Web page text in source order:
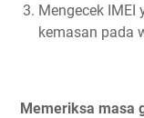
Mengecek IMEI
kemasan pada
Memeriksa masa